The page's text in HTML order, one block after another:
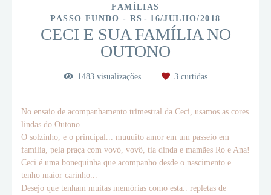
FAMÍLIAS
PASSO FUNDO - RS
16/JULHO/2018
CECI E SUA FAMÍLIA NO
OUTONO
1483 visualizações 3 curtidas
No ensaio de acompanhamento trimestral da Ceci, usamos as cores
lindas do Outono...
O solzinho, e o principal... muuuito amor em um passeio em
família, pela praça com vovó, vovô, tia dinda e mamães Ro e Ana!
Ceci é uma bonequinha que acompanho desde o nascimento e
tenho maior carinho...
Desejo que tenham muitas memórias como esta.. repletas de